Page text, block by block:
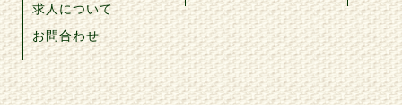
求人について
お問合わせ